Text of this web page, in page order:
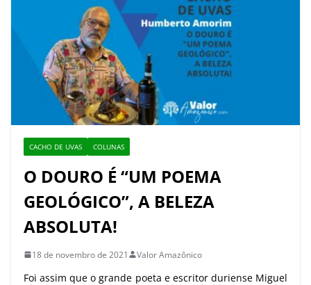
CACHO DE UVAS COLUNAS
O DOURO É “UM POEMA
GEOLÓGICO”, A BELEZA
ABSOLUTA!
18 de novembro de 2021 Valor Amazônico
Foi assim que o grande poeta e escritor duriense Miguel